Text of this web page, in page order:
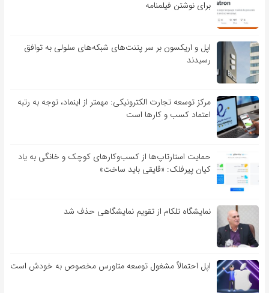
برای نوشتن فیلمنامه
اپل و اریکسون بر سر پتنت‌های شبکه‌های سلولی به توافق
رسیدند
مرکز توسعه تجارت الکترونیکی: مهمتر از اینماد، توجه به رتبه
اعتماد کسب و کارها است
حمایت استارتاپ‌ها از کسب‌وکارهای کوچک و خانگی به یاد
کیان پیرفلک: «قایقی باید ساخت»
نمایشگاه تلکام از تقویم نمایشگاهی حذف شد
اپل احتمالاً مشغول توسعه متاورس مخصوص به خودش است